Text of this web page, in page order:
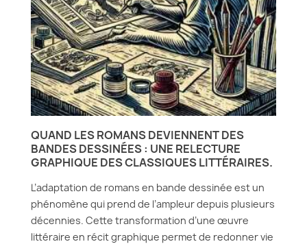
QUAND LES ROMANS DEVIENNENT DES
BANDES DESSINÉES : UNE RELECTURE
GRAPHIQUE DES CLASSIQUES LITTÉRAIRES.
L’adaptation de romans en bande dessinée est un
phénomène qui prend de l’ampleur depuis plusieurs
décennies. Cette transformation d’une œuvre
littéraire en récit graphique permet de redonner vie